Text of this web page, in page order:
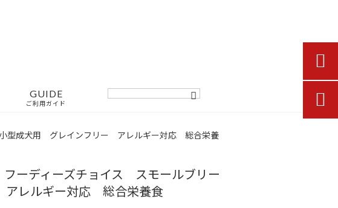
GUIDE
ご利用ガイド
型成犬用 グレインフリー アレルギー対応 総合栄養
ーディーズチョイス スモールブリー
レルギー対応 総合栄養食

